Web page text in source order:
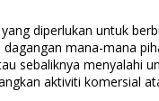
diperlukan untuk
mana-mana
sebaliknya menyalahi
aktiviti komersial